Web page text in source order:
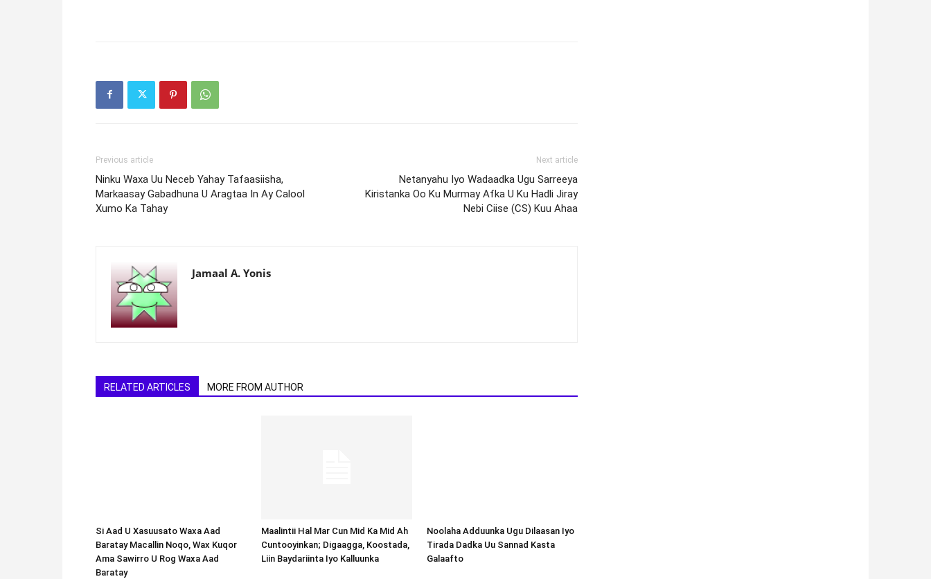
Previous article
Ninku Waxa Uu Neceb Yahay Tafaasiisha,
Markaasay Gabadhuna U Aragtaa In Ay Calool
Xumo Ka Tahay
Next article
Netanyahu Iyo Wadaadka Ugu Sarreeya
Kiristanka Oo Ku Murmay Afka U Ku Hadli Jiray
Nebi Ciise (CS) Kuu Ahaa
Jamaal A. Yonis
RELATED ARTICLES MORE FROM AUTHOR
Maalintii Hal Mar Cun Mid Ka Mid Ah
Cuntooyinkan; Digaagga, Koostada,
Liin Baydariinta Iyo Kalluunka